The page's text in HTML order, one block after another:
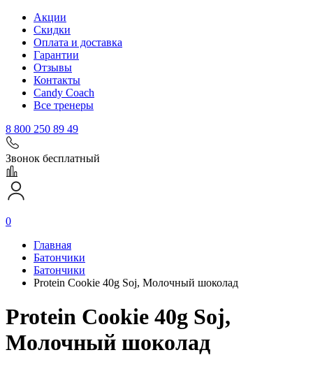
Акции
Скидки
Оплата и доставка
Гарантии
Отзывы
Контакты
Candy Coach
Все тренеры
8 800 250 89 49
Звонок бесплатный
0
Главная
Батончики
Батончики
Protein Cookie 40g Soj, Молочный шоколад
Protein Cookie 40g Soj,
Молочный шоколад